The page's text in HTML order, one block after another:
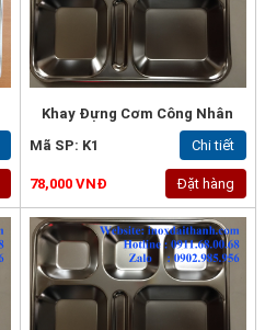
Khay Đựng Cơm Công Nhân
Mã SP: K1
Chi tiết
78,000 VNĐ Đặt hàng